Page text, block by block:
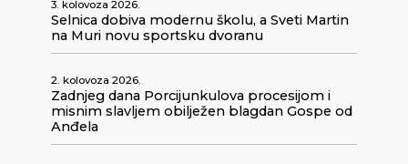
3. kolovoza 2026.
Selnica dobiva modernu školu, a Sveti Martin
na Muri novu sportsku dvoranu
2. kolovoza 2026.
Zadnjeg dana Porcijunkulova procesijom i
misnim slavljem obilježen blagdan Gospe od
Anđela